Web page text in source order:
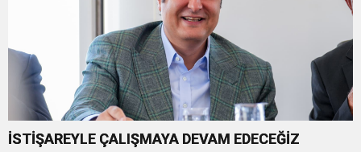
İSTİŞAREYLE ÇALIŞMAYA DEVAM EDECEĞİZ